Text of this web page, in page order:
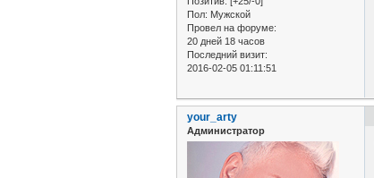
Пол: Мужской
Провел на форуме:
20 дней 18 часов
Последний визит:
2016-02-05 01:11:51
your_arty
Администратор